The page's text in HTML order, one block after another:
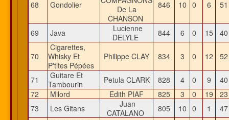
68 Gondolier
De La
CHANSON
846 10 0 6
69 Java
Lucienne
DELYLE
844 6 0 15
70
Cigarettes,
Whisky Et
P'tites Pépées
Philippe CLAY 834 3 0 12
71
Guitare Et
Tambourin
Petula CLARK 828 4 0 9
72
Milord Edith PIAF 825 3 0 19
73
Les Gitans
Juan
CATALANO
805 10 0 1